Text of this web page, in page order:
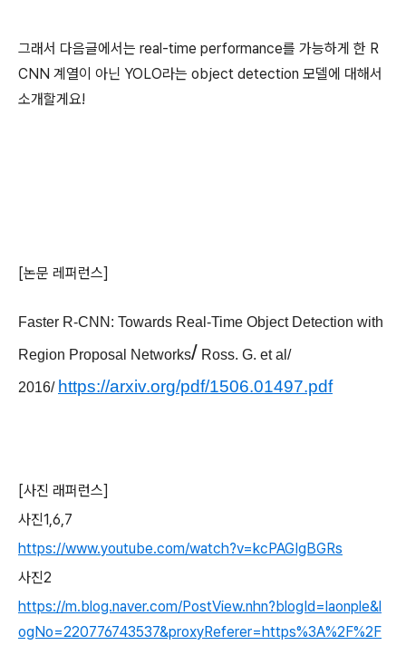
그래서 다음글에서는 real-time performance를 가능하게 한 R
CNN 계열이 아닌 YOLO라는 object detection 모델에 대해서
소개할게요!
[논문 레퍼런스]
Faster R-CNN: Towards Real-Time Object Detection with
Region Proposal Networks/ Ross. G. et al/
2016/ https://arxiv.org/pdf/1506.01497.pdf
[사진 래퍼런스]
사진1,6,7
https://www.youtube.com/watch?v=kcPAGIgBGRs
사진2
https://m.blog.naver.com/PostView.nhn?blogId=laonple&l
ogNo=220776743537&proxyReferer=https%3A%2F%2F